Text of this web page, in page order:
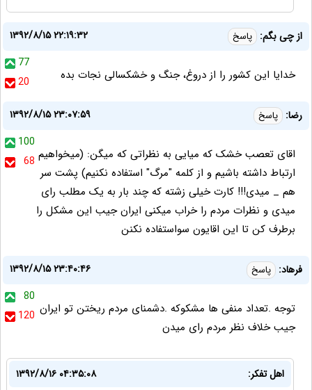
از چی بگم: پاسخ
۱۳۹۲/۸/۱۵ ۲۲:۱۹:۳۲
77
20
خدایا این کشور را از دروغ، جنگ و خشکسالی نجات بده
رضا: پاسخ
۱۳۹۲/۸/۱۵ ۲۳:۰۷:۵۹
100
68 اقای تعصب خشک که میایی به نظراتی که میگن: (میخواهیم
ارتباط داشته باشیم و از کلمه "مرگ" استفاده نکنیم) پشت سر
هم _ میدی!!! کارت خیلی زشته که چند بار به یک مطلب رای
میدی و نظرات مردم را خراب میکنی ایران جیب این مشکل را
برطرف کن تا این اقایون سواستفاده نکنن
فرهاد: پاسخ
۱۳۹۲/۸/۱۵ ۲۳:۴۰:۴۶
80
120 توجه .تعداد منفی ها مشکوکه .دشمنای مردم ریختن تو ایران
جیب خلاف نظر مردم رای میدن
اهل تفکر:
۱۳۹۲/۸/۱۶ ۰۴:۳۵:۰۸